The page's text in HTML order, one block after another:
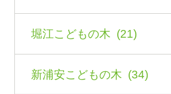
堀江こどもの木 (21)
新浦安こどもの木 (34)